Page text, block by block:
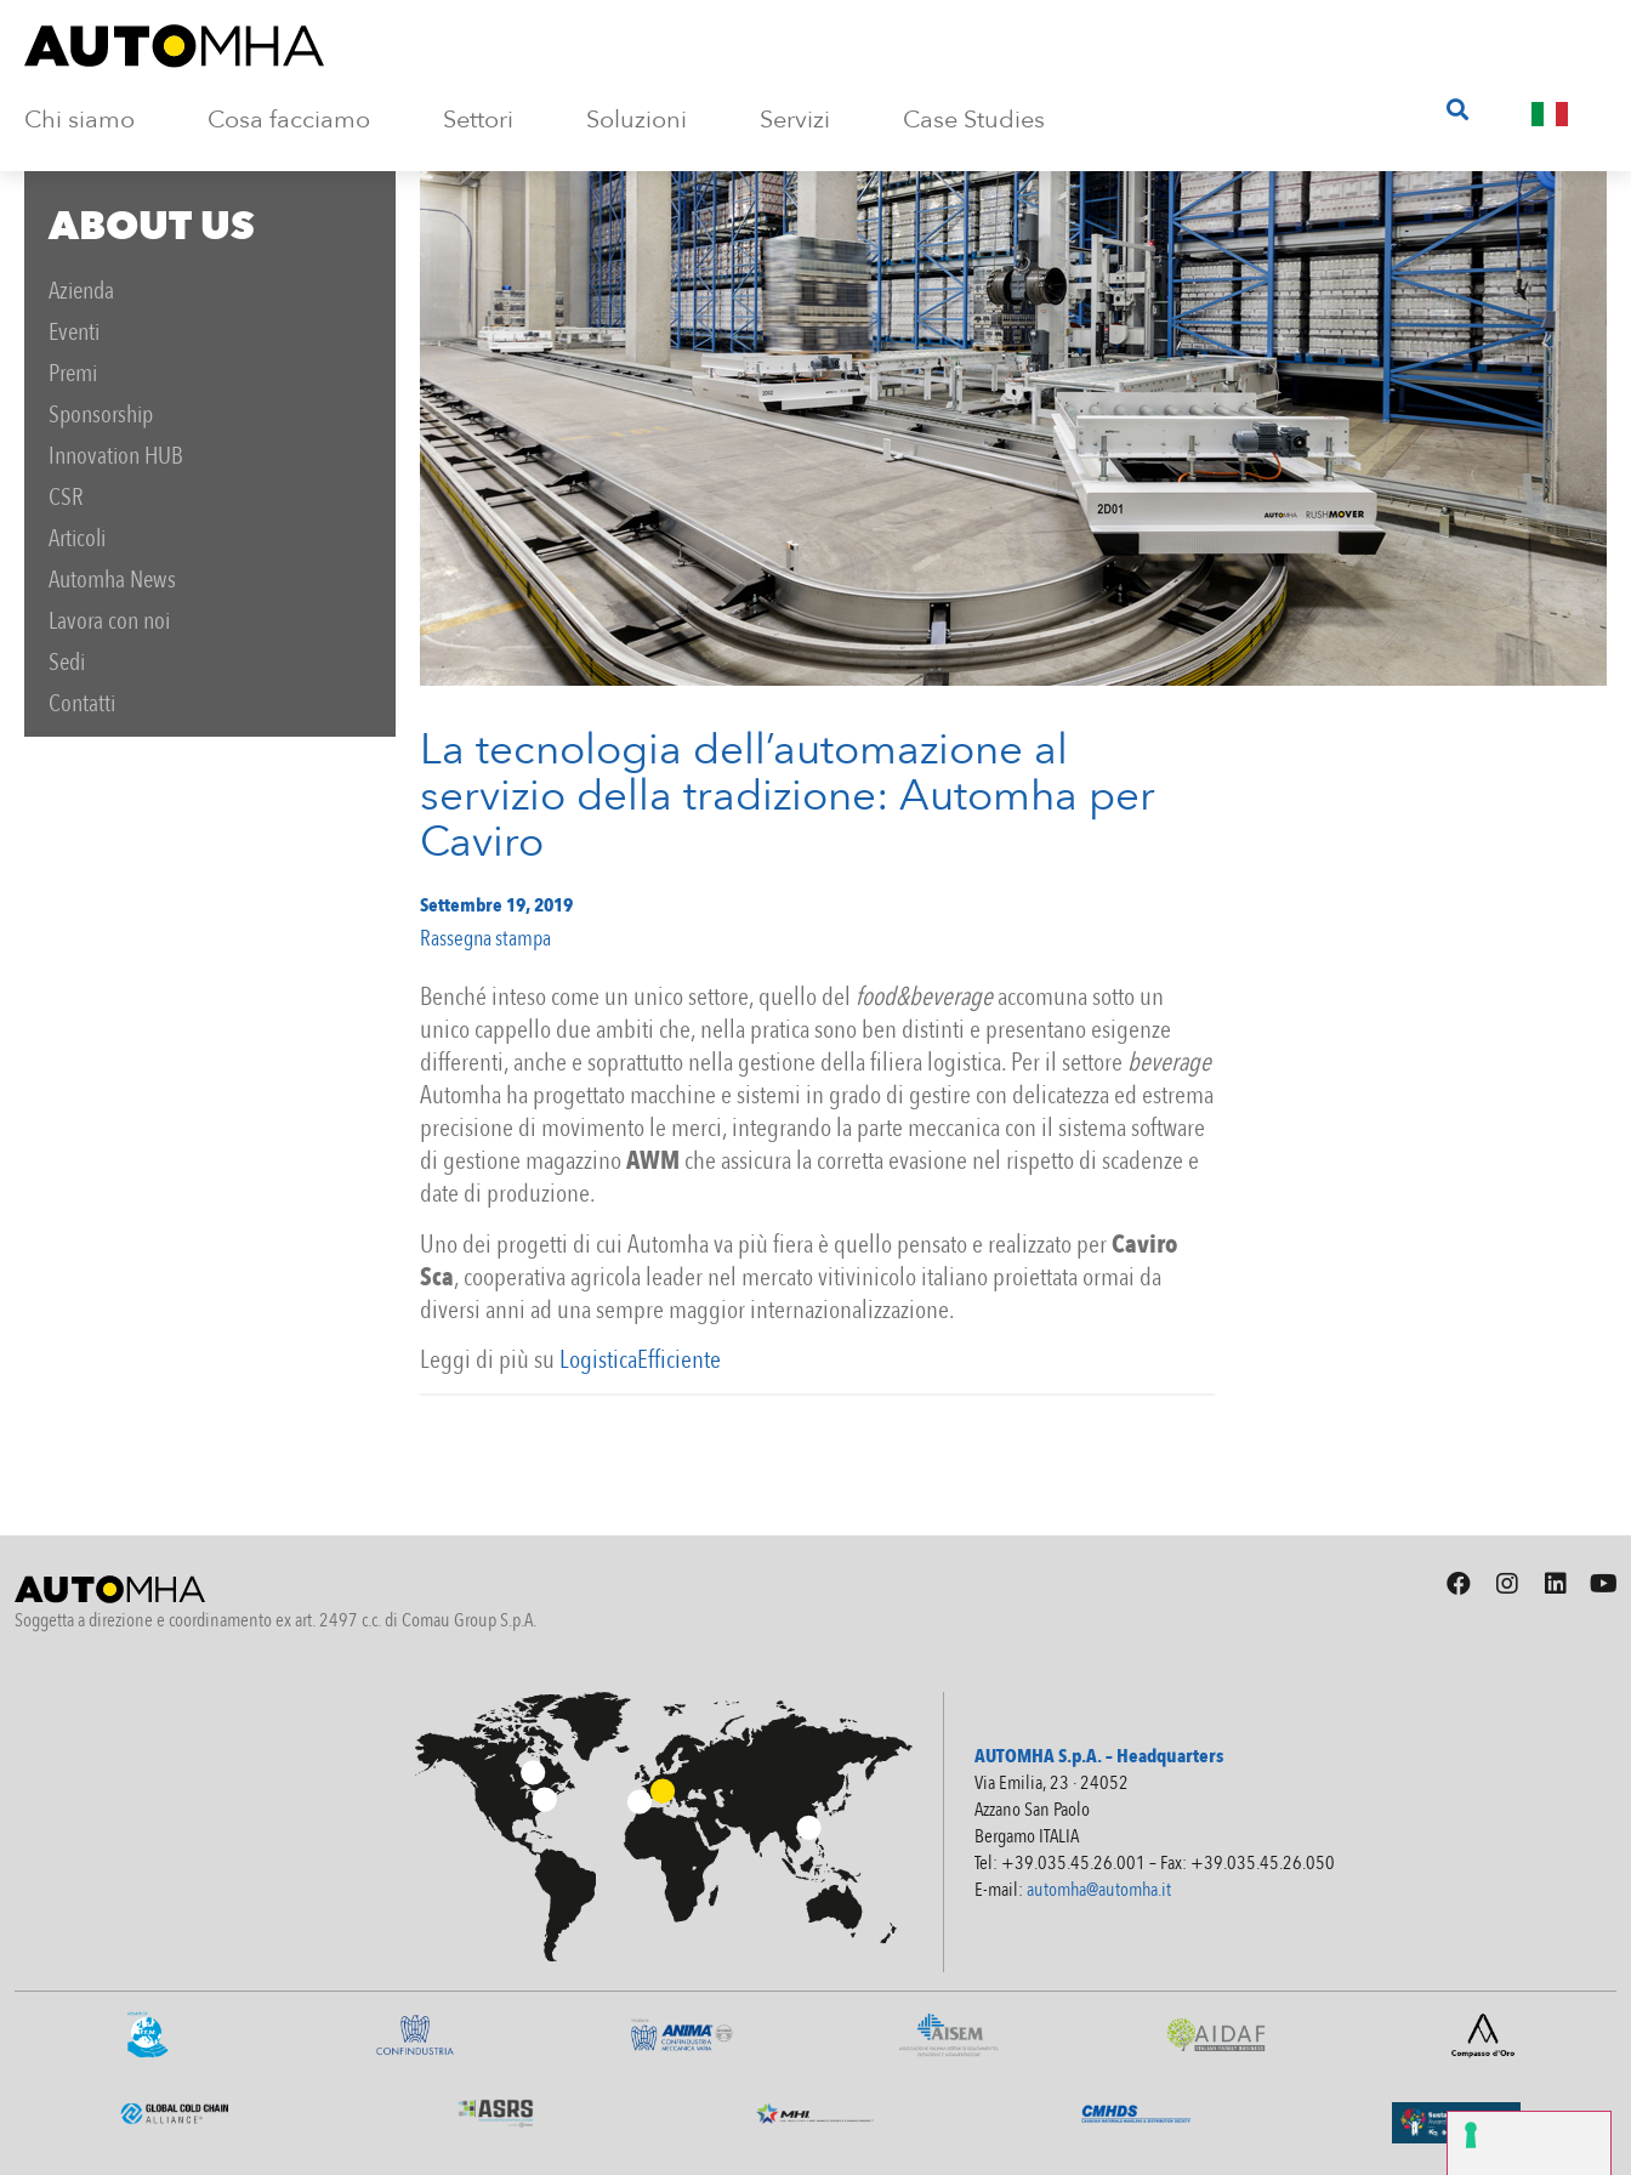
Chi siamo Cosa facciamo Settori Soluzioni Servizi Case Studies
ABOUT US
Azienda
Eventi
Premi
Sponsorship
Innovation HUB
CSR
Articoli
Automha News
Lavora con noi
Sedi
Contatti
La tecnologia dell’automazione al
servizio della tradizione: Automha per
Caviro
Settembre 19, 2019
Rassegna stampa
Benché inteso come un unico settore, quello del food&beverageaccomuna sotto un
unico cappello due ambiti che, nella pratica sono ben distinti e presentano esigenze
differenti, anche e soprattutto nella gestione della filiera logistica. Per il settore beverage
Automha ha progettato macchine e sistemi in grado di gestire con delicatezza ed estrema
precisione di movimento le merci, integrando la parte meccanica con il sistema software
di gestione magazzinoAWM che assicura la corretta evasione nel rispetto di scadenze e
date di produzione.
Uno dei progetti di cui Automha va più fiera è quello pensato e realizzato perCaviro
Sca, cooperativa agricola leader nel mercato vitivinicolo italiano proiettata ormai da
diversi anni ad una sempre maggior internazionalizzazione.
Leggi di più su LogisticaEfficiente
Soggetta a direzione e coordinamento ex art. 2497 c.c. di Comau Group S.p.A.
AUTOMHA S.p.A. – Headquarters
Via Emilia, 23 · 24052
Azzano San Paolo
Bergamo ITALIA
Tel: +39.035.45.26.001 – Fax: +39.035.45.26.050
E-mail:automha@automha.it